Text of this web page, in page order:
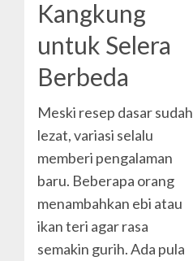
Kangkung
untuk Selera
Berbeda
Meski resep dasar sudah
lezat, variasi selalu
memberi pengalaman
baru. Beberapa orang
menambahkan ebi atau
ikan teri agar rasa
semakin gurih. Ada pula